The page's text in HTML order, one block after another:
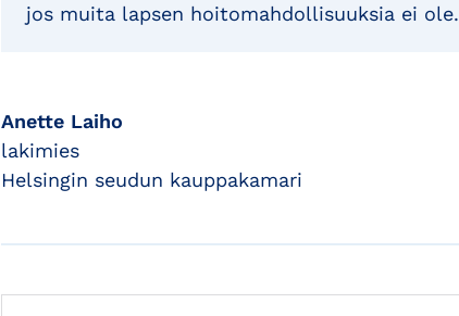
jos muita lapsen hoitomahdollisuuksia ei ole.
Anette Laiho
lakimies
Helsingin seudun kauppakamari